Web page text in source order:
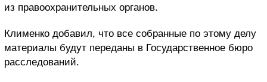
из правоохранительных органов.
Клименко добавил, что все собранные по этому делу
материалы будут переданы в Государственное бюро
расследований.